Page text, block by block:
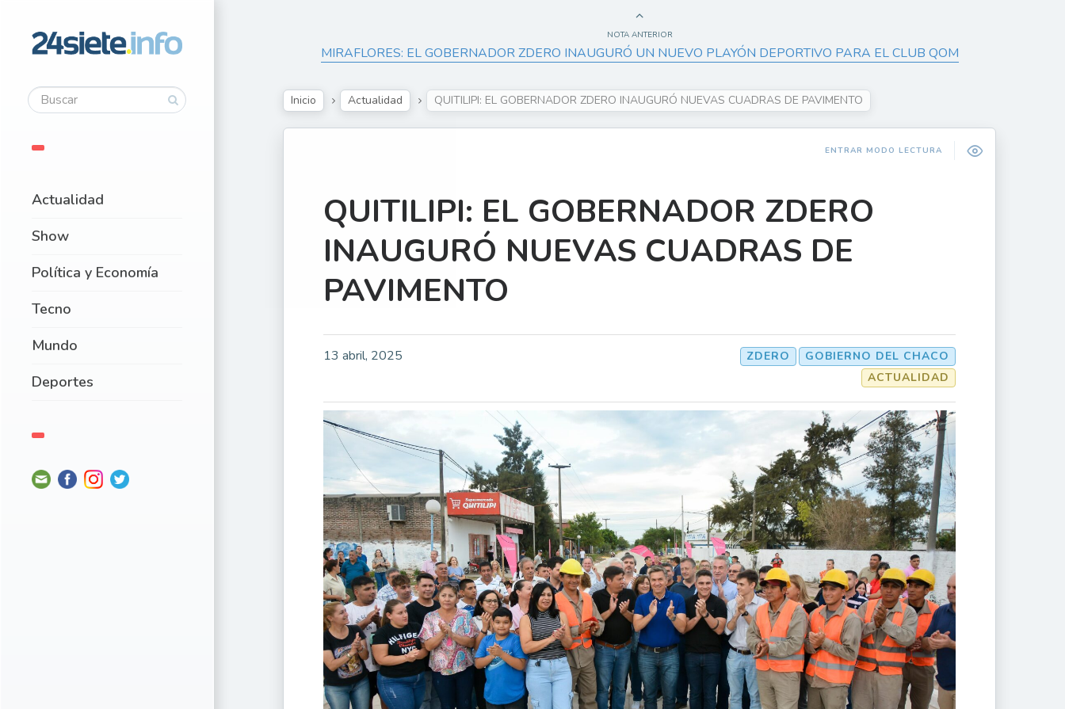
Actualidad
Show
Política y Economía
Tecno
Mundo
Deportes
NOTA ANTERIOR
MIRAFLORES: EL GOBERNADOR ZDERO INAUGURÓ UN NUEVO PLAYÓN DEPORTIVO PARA EL CLUB QOM
Inicio Actualidad QUITILIPI: EL GOBERNADOR ZDERO INAUGURÓ NUEVAS CUADRAS DE PAVIMENTO
ENTRAR MODO LECTURA
QUITILIPI: EL GOBERNADOR ZDERO
INAUGURÓ NUEVAS CUADRAS DE
PAVIMENTO
13 abril, 2025 GOBIERNO DEL CHACO
ZDERO
ACTUALIDAD